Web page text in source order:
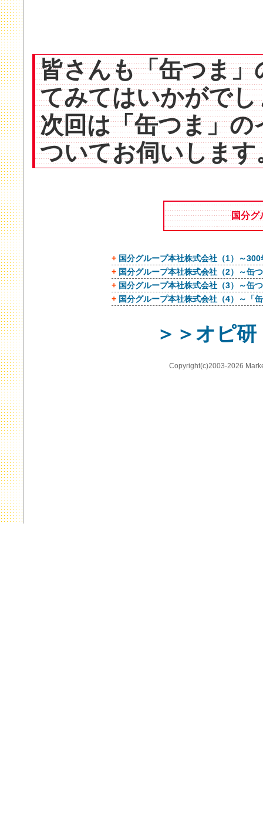
皆さんも「缶つま
てみてはいかがで
次回は「缶つま」
ついてお伺いします
国分グ
国分グループ本社株式会社（1）～
国分グループ本社株式会社（2）～缶
国分グループ本社株式会社（3）～缶
国分グループ本社株式会社（4）～「
＞＞オピ